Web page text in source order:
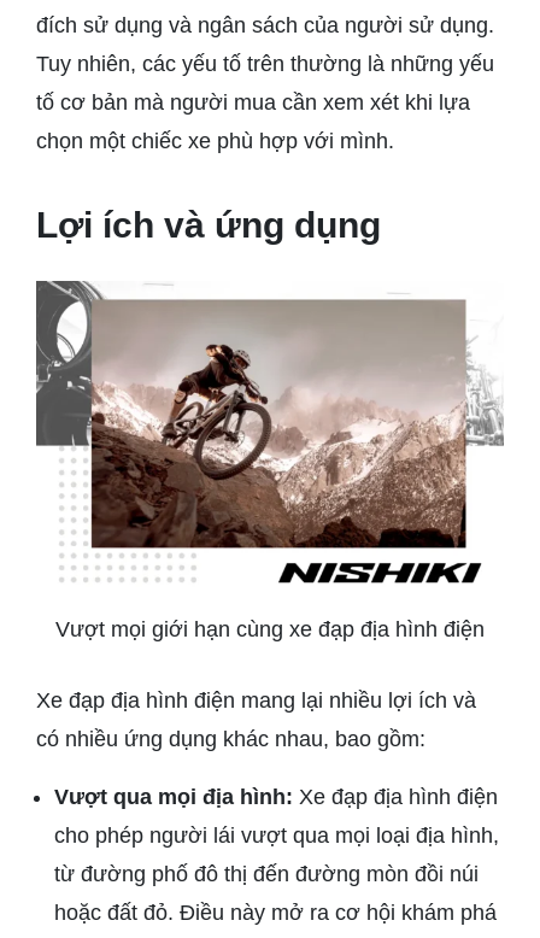
đích sử dụng và ngân sách của người sử dụng.
Tuy nhiên, các yếu tố trên thường là những yếu
tố cơ bản mà người mua cần xem xét khi lựa
chọn một chiếc xe phù hợp với mình.
Lợi ích và ứng dụng
Vượt mọi giới hạn cùng xe đạp địa hình điện
Xe đạp địa hình điện mang lại nhiều lợi ích và
có nhiều ứng dụng khác nhau, bao gồm:
Vượt qua mọi địa hình: Xe đạp địa hình điện
cho phép người lái vượt qua mọi loại địa hình,
từ đường phố đô thị đến đường mòn đồi núi
hoặc đất đỏ. Điều này mở ra cơ hội khám phá